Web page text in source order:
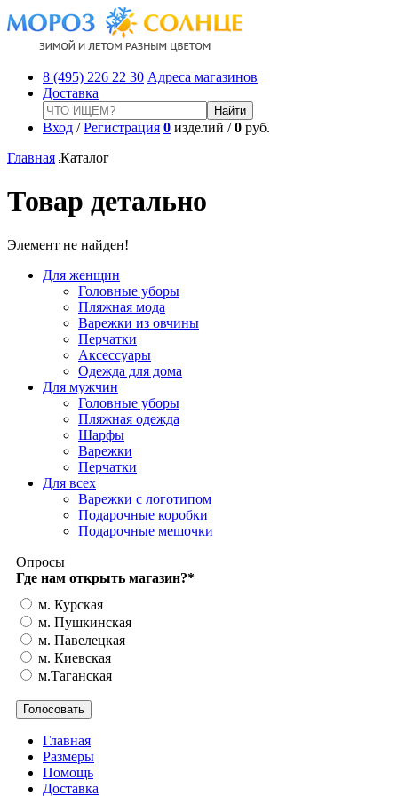
8 (495) 226 22 30 Адреса магазинов
Доставка
Вход /Регистрация 0 изделий /0 руб.
Главная Каталог
Товар детально
Элемент не найден!
Для женщин
Головные уборы
Пляжная мода
Варежки из овчины
Перчатки
Аксессуары
Одежда для дома
Для мужчин
Головные уборы
Пляжная одежда
Шарфы
Варежки
Перчатки
Для всех
Варежки с логотипом
Подарочные коробки
Подарочные мешочки
Опросы
Где нам открыть магазин?*
м. Курская
м. Пушкинская
м. Павелецкая
м. Киевская
м.Таганская
Главная
Размеры
Помощь
Доставка